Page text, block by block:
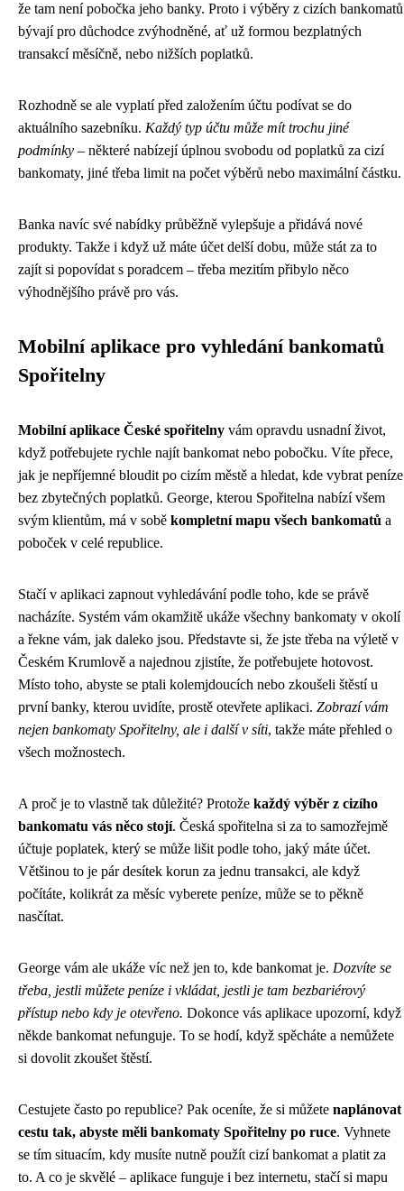
že tam není pobočka jeho banky. Proto i výběry z cizích bankomatů
bývají pro důchodce zvýhodněné, ať už formou bezplatných
transakcí měsíčně, nebo nižších poplatků.
Rozhodně se ale vyplatí před založením účtu podívat se do
aktuálního sazebníku. Každý typ účtu může mít trochu jiné
podmínky – některé nabízejí úplnou svobodu od poplatků za cizí
bankomaty, jiné třeba limit na počet výběrů nebo maximální částku.
Banka navíc své nabídky průběžně vylepšuje a přidává nové
produkty. Takže i když už máte účet delší dobu, může stát za to
zajít si popovídat s poradcem – třeba mezitím přibylo něco
výhodnějšího právě pro vás.
Mobilní aplikace pro vyhledání bankomatů
Spořitelny
Mobilní aplikace České spořitelny vám opravdu usnadní život,
když potřebujete rychle najít bankomat nebo pobočku. Víte přece,
jak je nepříjemné bloudit po cizím městě a hledat, kde vybrat peníze
bez zbytečných poplatků. George, kterou Spořitelna nabízí všem
svým klientům, má v sobě kompletní mapu všech bankomatů a
poboček v celé republice.
Stačí v aplikaci zapnout vyhledávání podle toho, kde se právě
nacházíte. Systém vám okamžitě ukáže všechny bankomaty v okolí
a řekne vám, jak daleko jsou. Představte si, že jste třeba na výletě v
Českém Krumlově a najednou zjistíte, že potřebujete hotovost.
Místo toho, abyste se ptali kolemjdoucích nebo zkoušeli štěstí u
první banky, kterou uvidíte, prostě otevřete aplikaci. Zobrazí vám
nejen bankomaty Spořitelny, ale i další v síti, takže máte přehled o
všech možnostech.
A proč je to vlastně tak důležité? Protože každý výběr z cizího
bankomatu vás něco stojí. Česká spořitelna si za to samozřejmě
účtuje poplatek, který se může lišit podle toho, jaký máte účet.
Většinou to je pár desítek korun za jednu transakci, ale když
počítáte, kolikrát za měsíc vyberete peníze, může se to pěkně
nasčítat.
George vám ale ukáže víc než jen to, kde bankomat je. Dozvíte se
třeba, jestli můžete peníze i vkládat, jestli je tam bezbariérový
přístup nebo kdy je otevřeno. Dokonce vás aplikace upozorní, když
někde bankomat nefunguje. To se hodí, když spěcháte a nemůžete
si dovolit zkoušet štěstí.
Cestujete často po republice? Pak oceníte, že si můžete naplánovat
cestu tak, abyste měli bankomaty Spořitelny po ruce. Vyhnete
se tím situacím, kdy musíte nutně použít cizí bankomat a platit za
to. A co je skvělé – aplikace funguje i bez internetu, stačí si mapu